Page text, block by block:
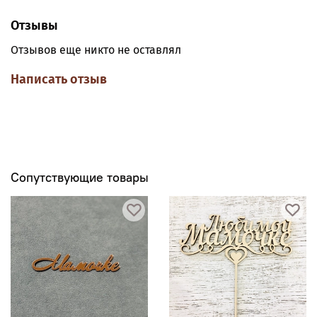
Отзывы
Отзывов еще никто не оставлял
Написать отзыв
Сопутствующие товары